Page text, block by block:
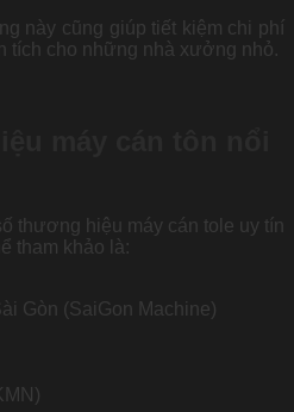
này cũng giúp tiết kiệm chi phí
tích cho những nhà xưởng nhỏ.
thương hiệu máy cán tole uy tín
tham khảo là:
Gòn (SaiGon Machine)